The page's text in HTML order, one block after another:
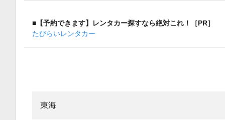
■【予約できます】レンタカー探すなら絶対これ！［PR］
たびらいレンタカー
東海